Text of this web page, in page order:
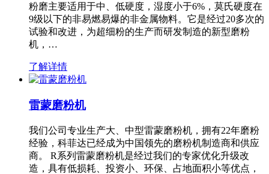
粉磨主要适用于中、低硬度，湿度小于6%，莫氏硬度在
9级以下的非易燃易爆的非金属物料。它是经过20多次的
试验和改进，为超细粉的生产而研发制造的新型磨粉
机，…
了解详情
雷蒙磨粉机
我们公司专业生产大、中型雷蒙磨粉机，拥有22年磨粉
经验，科菲达已经成为中国领先的磨粉机制造商和供应
商。 R系列雷蒙磨粉机是经过我们的专家优化升级改
造，具有低损耗、投资小、环保、占地面积小等优点，